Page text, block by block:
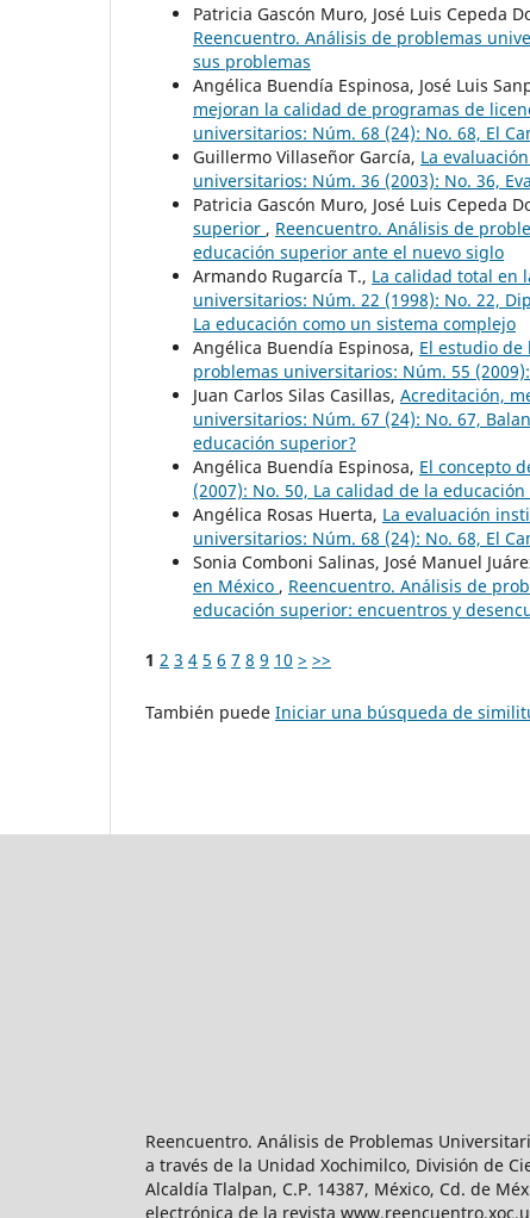
Patricia Gascón Muro, José Luis Cepeda
Reencuentro. Análisis de problemas
sus problemas
Angélica Buendía Espinosa, José Luis
mejoran la calidad de programas de
universitarios: Núm. 68 (24): No. 68, El
Guillermo Villaseñor García, La
universitarios: Núm. 36 (2003): No. 36,
Patricia Gascón Muro, José Luis Cepeda
superior , Reencuentro. Análisis de
educación superior ante el nuevo siglo
Armando Rugarcía T., La calidad total en
universitarios: Núm. 22 (1998): No. 22,
La educación como un sistema complejo
Angélica Buendía Espinosa, El estudio
problemas universitarios: Núm. 55
Juan Carlos Silas Casillas, Acreditación,
universitarios: Núm. 67 (24): No. 67,
educación superior?
Angélica Buendía Espinosa, El concepto
(2007): No. 50, La calidad de la
Angélica Rosas Huerta, La evaluación
universitarios: Núm. 68 (24): No. 68, El
Sonia Comboni Salinas, José Manuel
en México , Reencuentro. Análisis de
educación superior: encuentros y
1 2 3 4 5 6 7 8 9 10 > >>
También puede Iniciar una búsqueda de
Reencuentro. Análisis de Problemas
a través de la Unidad Xochimilco, División de
Alcaldía Tlalpan, C.P. 14387, México, Cd. de
electrónica de la revista